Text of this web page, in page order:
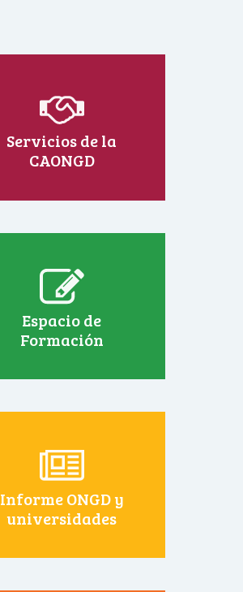
Servicios de la
CAONGD
Espacio de
Formación
Informe ONGD y
universidades